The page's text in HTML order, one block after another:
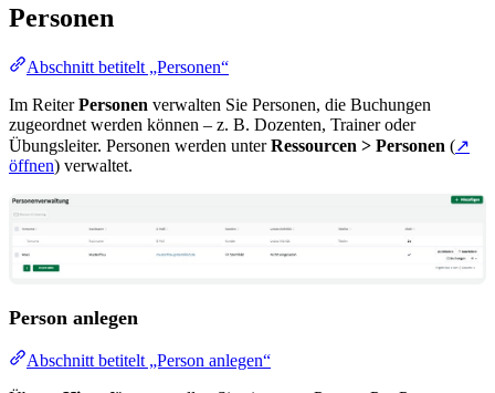
Personen
Abschnitt betitelt „Personen“
Im ReiterPersonen verwalten Sie Personen, die Buchungen
zugeordnet werden können – z. B. Dozenten, Trainer oder
Übungsleiter. Personen werden unterRessourcen > Personen (↗
öffnen) verwaltet.
Person anlegen
Abschnitt betitelt „Person anlegen“